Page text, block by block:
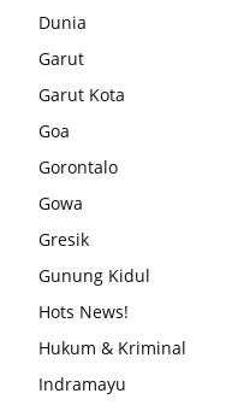
Dunia
Garut
Garut Kota
Goa
Gorontalo
Gowa
Gresik
Gunung Kidul
Hots News!
Hukum & Kriminal
Indramayu